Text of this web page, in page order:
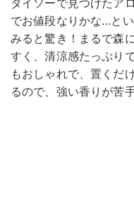
ダイソーで見つけたア
でお値段なりかな…と
みると驚き！まるで森
すく、清涼感たっぷり
もおしゃれで、置くだ
るので、強い香りが苦